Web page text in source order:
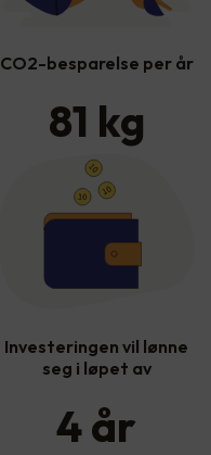
CO2-besparelse per år
81 kg
Investeringen vil lønne
seg i løpet av
4år